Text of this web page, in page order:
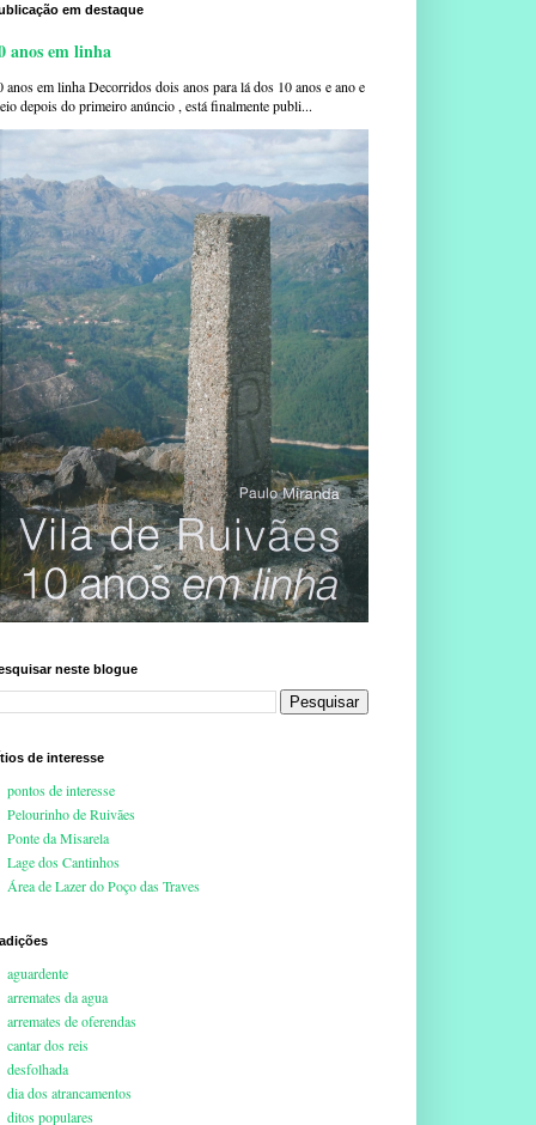
em destaque
anos em linha
anos em linha Decorridos dois anos para lá dos 10 anos e ano e
depois do primeiro anúncio , está finalmente publi...
neste blogue
de interesse
pontos de interesse
Pelourinho de Ruivães
Ponte da Misarela
Lage dos Cantinhos
Área de Lazer do Poço das Traves
aguardente
arremates da agua
arremates de oferendas
cantar dos reis
desfolhada
dia dos atrancamentos
ditos populares